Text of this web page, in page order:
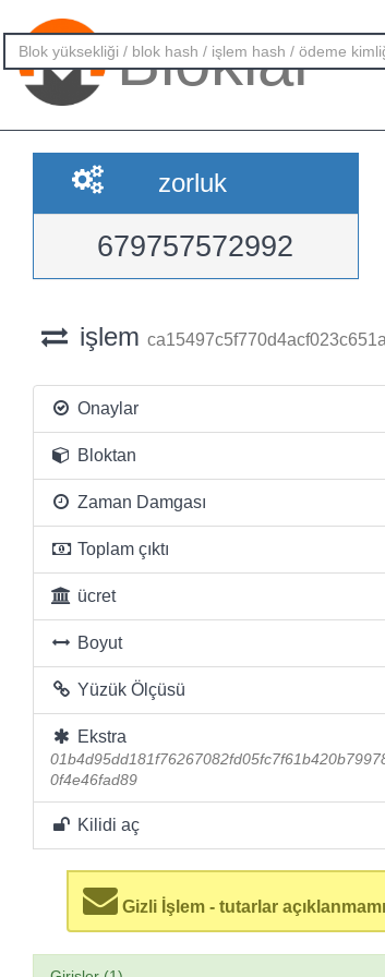
Bloklar
zorluk
679757572992
işlem
Onaylar
Bloktan
Zaman Damgası
Toplam çıktı
ücret
Boyut
Yüzük Ölçüsü
Ekstra
0f4e46fad89
Kilidi aç
Gizli İşlem - tutarlar